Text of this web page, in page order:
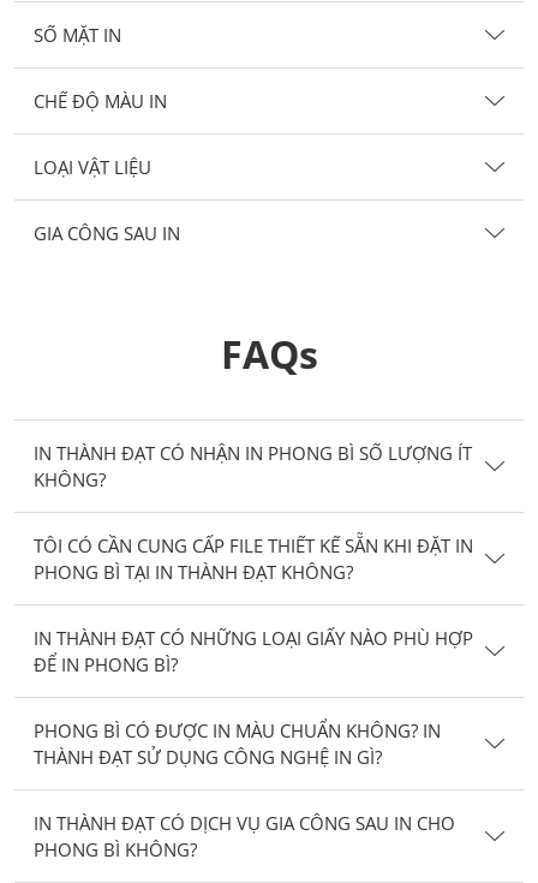
SỐ MẶT IN
CHẾ ĐỘ MÀU IN
LOẠI VẬT LIỆU
GIA CÔNG SAU IN
FAQs
IN THÀNH ĐẠT CÓ NHẬN IN PHONG BÌ SỐ LƯỢNG ÍT
KHÔNG?
TÔI CÓ CẦN CUNG CẤP FILE THIẾT KẾ SẴN KHI ĐẶT IN
PHONG BÌ TẠI IN THÀNH ĐẠT KHÔNG?
IN THÀNH ĐẠT CÓ NHỮNG LOẠI GIẤY NÀO PHÙ HỢP
ĐỂ IN PHONG BÌ?
PHONG BÌ CÓ ĐƯỢC IN MÀU CHUẨN KHÔNG? IN
THÀNH ĐẠT SỬ DỤNG CÔNG NGHỆ IN GÌ?
IN THÀNH ĐẠT CÓ DỊCH VỤ GIA CÔNG SAU IN CHO
PHONG BÌ KHÔNG?